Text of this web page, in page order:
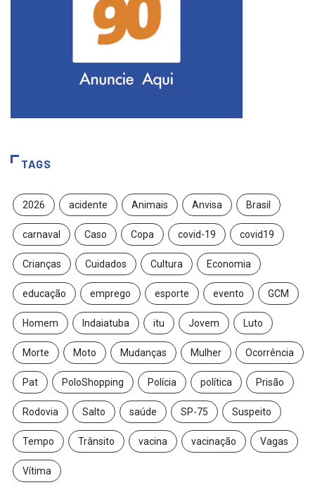
TAGS
2026 acidente Animais Anvisa Brasil
carnaval Caso Copa covid-19 covid19
Crianças Cuidados Cultura Economia
educação emprego esporte evento GCM
Homem Indaiatuba itu Jovem Luto
Morte Moto Mudanças Mulher Ocorrência
Pat PoloShopping Polícia política Prisão
Rodovia Salto saúde SP-75 Suspeito
Tempo Trânsito vacina vacinação Vagas
Vítima